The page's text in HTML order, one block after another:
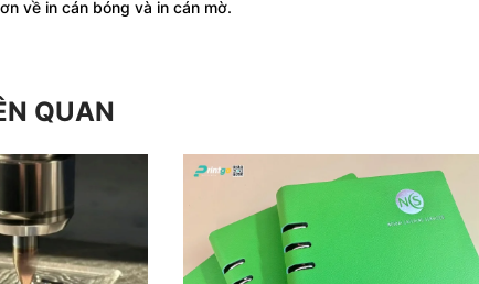
về in cán bóng và in cán mờ.
QUAN